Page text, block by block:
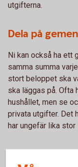
utgifterna.
Dela på
Ni kan också ha ett
samma summa
stort beloppet ska
ska läggas på. Ofta
hushållet, men se
privata utgifter. Det
har ungefär lika stor